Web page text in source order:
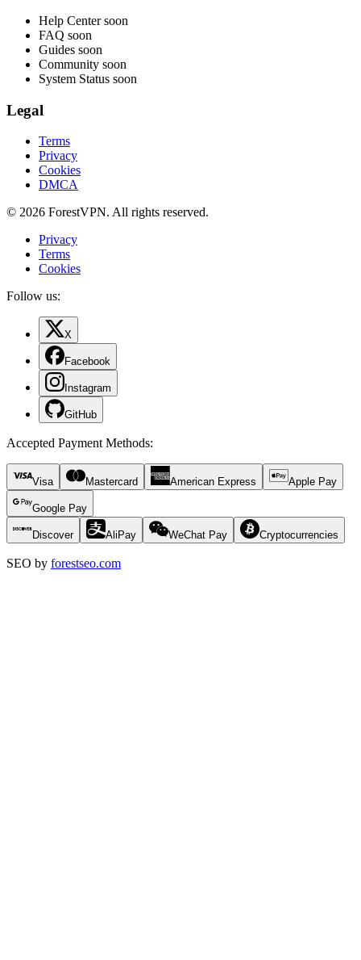
Help Center soon
FAQ soon
Guides soon
Community soon
System Status soon
Legal
Terms
Privacy
Cookies
DMCA
© 2026 ForestVPN. All rights reserved.
Privacy
Terms
Cookies
Follow us:
X
Facebook
Instagram
GitHub
Accepted Payment Methods:
Visa Mastercard American Express Apple Pay
Google Pay
Discover AliPay WeChat Pay Cryptocurrencies
SEO by forestseo.com